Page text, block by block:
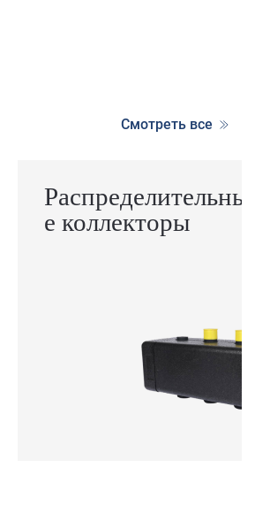
Смотреть все
Распределительны
е коллекторы